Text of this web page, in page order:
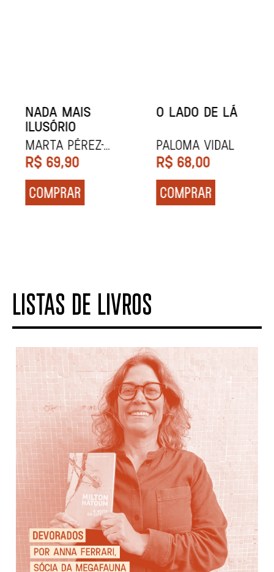
NADA MAIS
ILUSÓRIO
Marta Pérez-
Carbonell
R$ 69,90
COMPRAR
O LADO DE LÁ
PALOMA VIDAL
R$ 68,00
COMPRAR
LISTAS DE LIVROS